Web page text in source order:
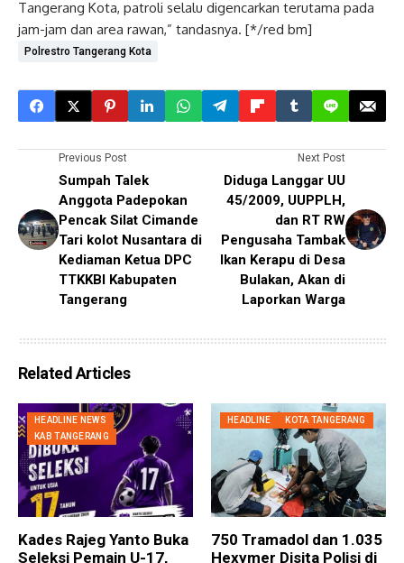
Tangerang Kota, patroli selalu digencarkan terutama pada
jam-jam dan area rawan,” tandasnya. [*/red bm]
Polrestro Tangerang Kota
Previous Post
Sumpah Talek
Anggota Padepokan
Pencak Silat Cimande
Tari kolot Nusantara di
Kediaman Ketua DPC
TTKKBI Kabupaten
Tangerang
Next Post
Diduga Langgar UU
45/2009, UUPPLH,
dan RT RW
Pengusaha Tambak
Ikan Kerapu di Desa
Bulakan, Akan di
Laporkan Warga
Related Articles
HEADLINE NEWS
KAB TANGERANG
Kades Rajeg Yanto Buka
Seleksi Pemain U-17,
HEADLINE KOTA TANGERANG
750 Tramadol dan 1.035
Hexymer Disita Polisi di